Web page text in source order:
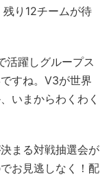
り12チームが待
活躍しグループス
すね。V3が世界
いまからわくわく
まる対戦抽選会が
お見逃しなく！配